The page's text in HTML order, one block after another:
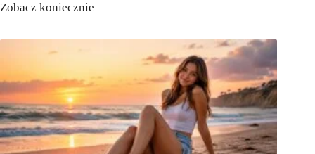
Zobacz koniecznie